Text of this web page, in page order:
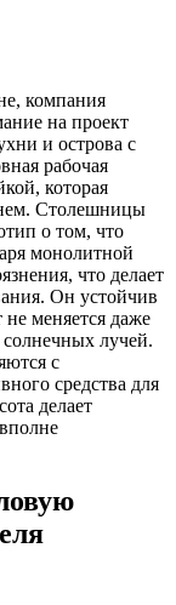
компания
на проект
и острова с
рабочая
которая
Столешницы
о том, что
монолитной
что делает
Он устойчив
меняется даже
лучей.
с
средства для
делает
вполне